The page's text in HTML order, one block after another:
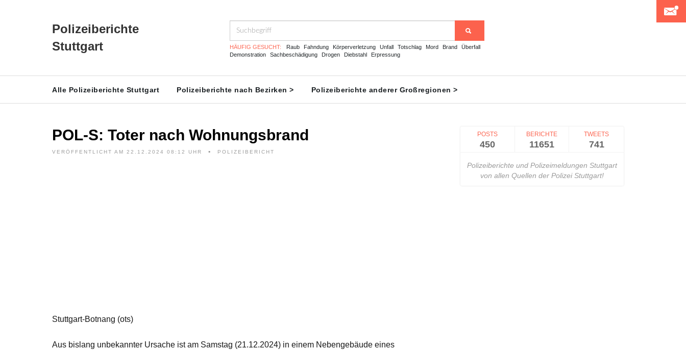
Polizeiberichte
Stuttgart
HÄUFIG GESUCHT: Raub Fahndung Körperverletzung Unfall Totschlag Mord Brand
Überfall
Demonstration
Sachbeschädigung Drogen Diebstahl Erpressung
Alle Polizeiberichte Stuttgart Polizeiberichte nach Bezirken > Polizeiberichte anderer Großregionen >
POL-S: Toter nach Wohnungsbrand
VERÖFFENTLICHT AM 22.12.2024 08:12 UHR POLIZEIBERICHT
Stuttgart-Botnang (ots)
Aus bislang unbekannter Ursache ist am Samstag (21.12.2024) in einem Nebengebäude eines
POSTS
450
BERICHTE
11651
TWEETS
741
Polizeiberichte und Polizeimeldungen Stuttgart
von allen Quellen der Polizei Stuttgart!